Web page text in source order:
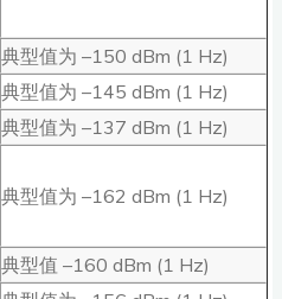
典型值为 –150 dBm (1 Hz)
典型值为 –145 dBm (1 Hz)
典型值为 –137 dBm (1 Hz)
典型值为 –162 dBm (1 Hz)
典型值 –160 dBm (1 Hz)